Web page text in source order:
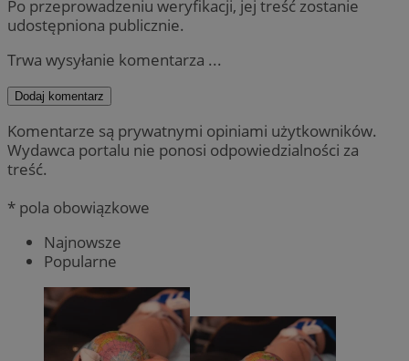
Po przeprowadzeniu weryfikacji, jej treść zostanie
udostępniona publicznie.
Trwa wysyłanie komentarza ...
Dodaj komentarz
Komentarze są prywatnymi opiniami użytkowników.
Wydawca portalu nie ponosi odpowiedzialności za
treść.
* pola obowiązkowe
Najnowsze
Popularne